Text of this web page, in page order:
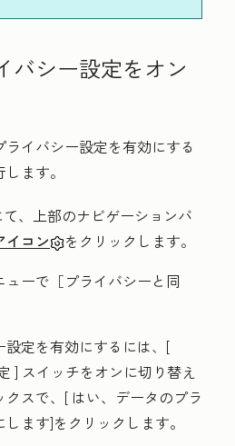
バシー設定をオン
イバシー設定を有効にする
ます。
、上部のナビゲーションバ
イコン
をクリックします。
ーで［プライバシーと同
設定を有効にするには、[
] スイッチをオンに切り替え
クスで、[ はい、データのプラ
します]をクリックします。